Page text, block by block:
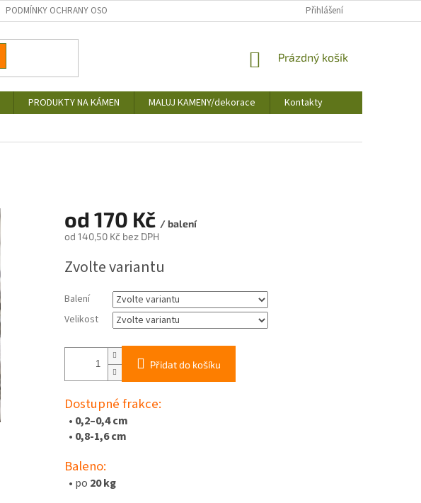
PODMÍNKY OCHRANY OSOBNÍCH ÚDAJŮ Přihlášení
NÁKUPNÍ
Prázdný košík
PRODUKTY NA KÁMEN MALUJ KAMENY/dekorace
Kontakty
od 170 Kč / balení
od 140,50 Kčbez DPH
cena:
Zvolte variantu
Balení
Velikost
Přidat do košíku
Dostupné frakce:
• 0,2–0,4 cm
• 0,8-1,6 cm
Baleno:
• po 20 kg